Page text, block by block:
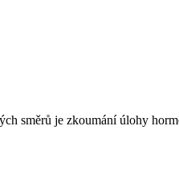
směrů je zkoumání úlohy